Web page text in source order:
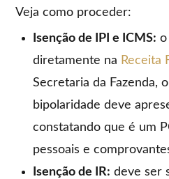
Veja como proceder:
Isenção de IPI e ICMS: o
diretamente na Receita
Secretaria da Fazenda,
bipolaridade deve
constatando que é um
pessoais e
Isenção de IR: deve ser